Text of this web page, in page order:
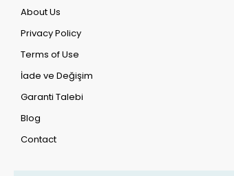
About Us
Privacy Policy
Terms of Use
İade ve Değişim
Garanti Talebi
Blog
Contact